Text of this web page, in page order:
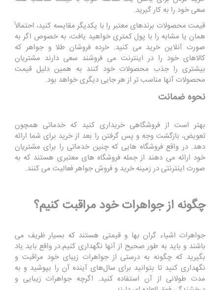
سعی خود را به کار گیرید.
قیمت محصولات برندهای معتبر را با یکدیگر مقایسه کنید، احتمالاً
همان یا مشابه را با پول کمتری خواهید یافت، به خصوص اگر به
صورت آنلاین خرید می کنید. خرده فروشان طلا و جواهر که
کالاهای خود را در اینترنت می فروشند سعی دارند مشتریان
بیشتری را جذب محصولات خود کنند به همین دلیل قیمت
محصولات آنها مناسب تر از هر جایی دیگری خواهد بود.
نحوه ضمانت
بهتر است از فروشگاهی خریداری کنید که خدماتی همچون
تعویض، بازگشت وجه و پس گرفتن را بعد از خرید برای شما ارائه
دهد. در واقع فروشگاه هایی که چنین خدماتی را برای مشتریان
خود ارائه می دهند از جمله فروشگاه های معتبری هستند که به
صورت اینترنتی در زمینه خرید و فروش جواهر فعالیت می کنند.
چگونه از جواهرات خود مراقبت کنیم؟
جواهرات اشیاء گران بها و قیمتی هستند که بسیار ظریف می
باشند و باید به طور صحیح از آنها نگهداری کنیم.در واقع باید یاد
بگیرید که چگونه به درستی از جواهرات زیبای خود مراقبت و
نگهداری کنید تا بتوانید برای سال‌های آینده آن را بپوشید و به
مدت طولانی از آن استفاده کنید. اگرچه جواهرات زیبایی و